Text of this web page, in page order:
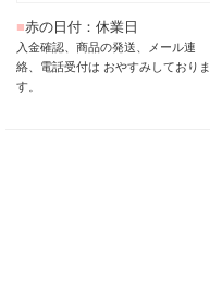
■赤の日付：休業日
入金確認、商品の発送、メール連
絡、電話受付は おやすみしておりま
す。